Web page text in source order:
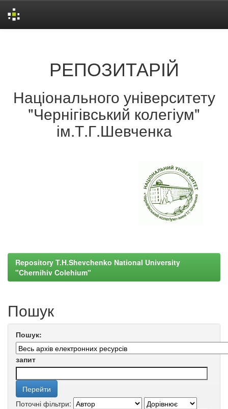
РЕПОЗИТАРІЙ
Національного університету
"Чернігівський колегіум"
ім.Т.Г.Шевченка
Repository T.H.Shevchenko National University
"Chernihiv Colehium"
Пошук
Пошук:
запит
Поточні фільтри: